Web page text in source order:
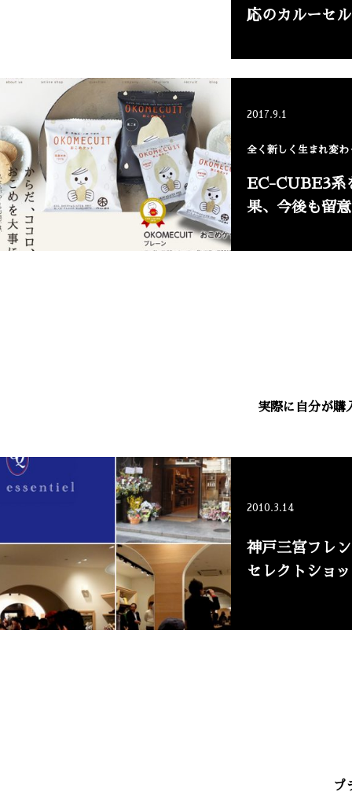
応のカルーセ
2017.9.1
全く新しく生まれ変
EC-CUBE3系
果、今後も留
実際に自分が購
2010.3.14
神戸三宮フレ
セレクトショ
プ